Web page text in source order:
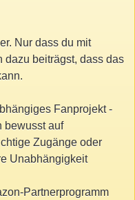
Nur dass du mit
dazu beiträgst, dass das
Fanprojekt -
bewusst auf
Zugänge oder
Unabhängigkeit
Partnerprogramm